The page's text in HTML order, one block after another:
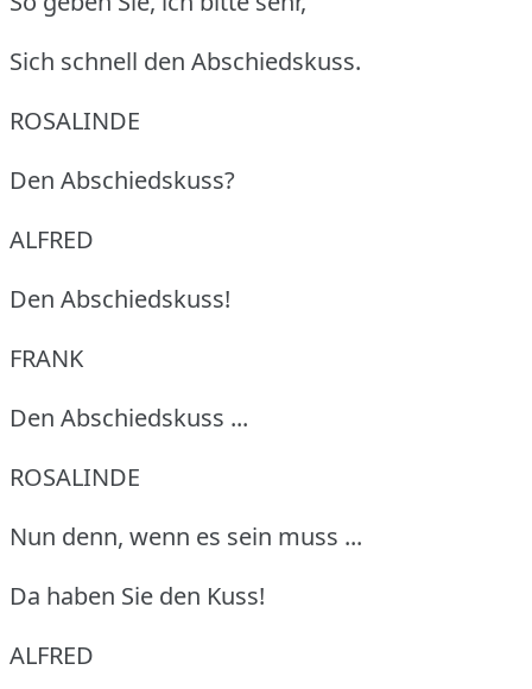
Sich schnell den Abschiedskuss.
ROSALINDE
Den Abschiedskuss?
ALFRED
Den Abschiedskuss!
FRANK
Den Abschiedskuss ...
ROSALINDE
Nun denn, wenn es sein muss ...
Da haben Sie den Kuss!
ALFRED